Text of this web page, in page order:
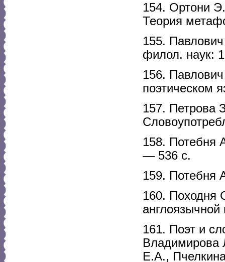
154. Ортони
Теория
155.
филол. наук:
156.
поэтическом
157. Петрова
158. Потебня
— 536 с.
159. Потебня
160. Походня
161. Поэт и
Владимирова
Е.А.,